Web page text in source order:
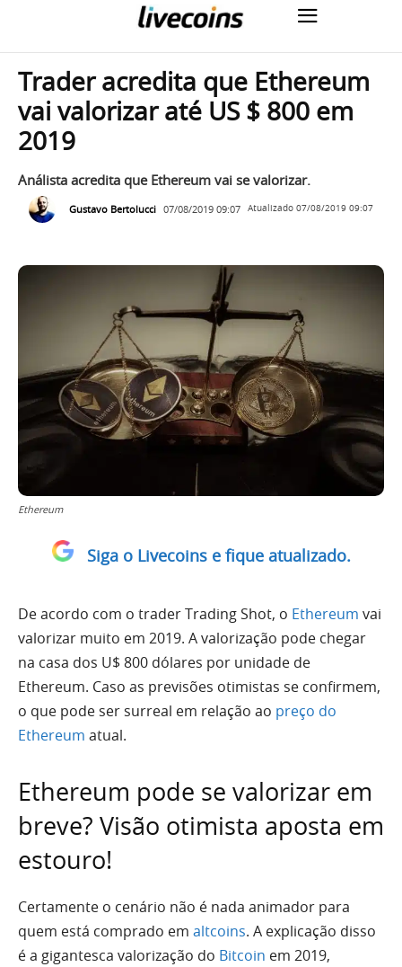
Trader acredita que Ethereum
vai valorizar até US $ 800 em
2019
Análista acredita que Ethereum vai se valorizar.
Gustavo Bertolucci 07/08/2019 09:07 Atualizado 07/08/2019 09:07
Ethereum
Siga o Livecoins e fique atualizado.
De acordo com o trader Trading Shot, o Ethereum vai
valorizar muito em 2019. A valorização pode chegar
na casa dos U$ 800 dólares por unidade de
Ethereum. Caso as previsões otimistas se confirmem,
o que pode ser surreal em relação ao preço do
Ethereum atual.
Ethereum pode se valorizar em
breve? Visão otimista aposta em
estouro!
Certamente o cenário não é nada animador para
quem está comprado em altcoins. A explicação disso
é a gigantesca valorização do Bitcoin em 2019,